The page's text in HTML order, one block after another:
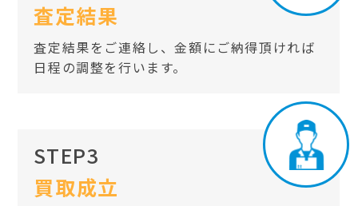
査定結果
査定結果をご連絡し、金額にご納得頂ければ
日程の調整を行います。
STEP3
買取成立